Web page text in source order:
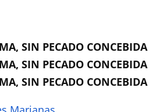
SIN PECADO CONCEBIDA
SIN PECADO CONCEBIDA
SIN PECADO CONCEBIDA